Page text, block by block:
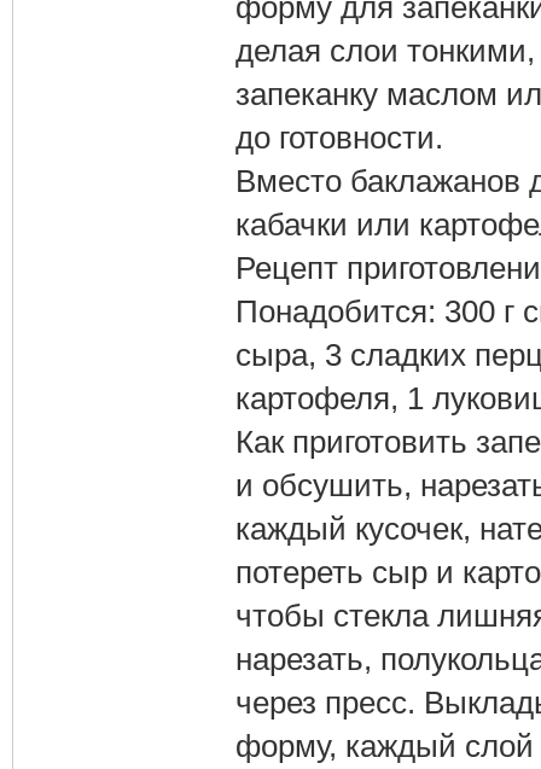
делая слои
запеканку маслом
до готовности.
Вместо баклажанов
кабачки или
Рецепт
Понадобится: 300 г
сыра, 3 сладких
картофеля, 1
Как приготовить
и обсушить,
каждый кусочек,
потереть сыр и
чтобы стекла
нарезать,
через пресс.
форму, каждый слой